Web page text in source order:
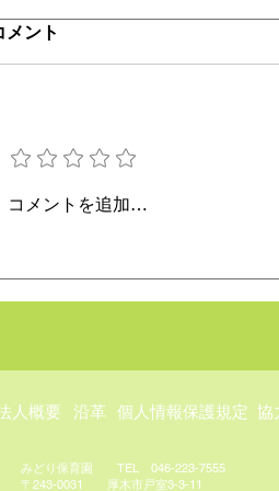
メント
コメントを追加…
人概要 ​沿革​ 個人情報保護規定 協
みどり保育園 TEL 046-223-7555
​〒243-0031 厚木市戸室3-3-11